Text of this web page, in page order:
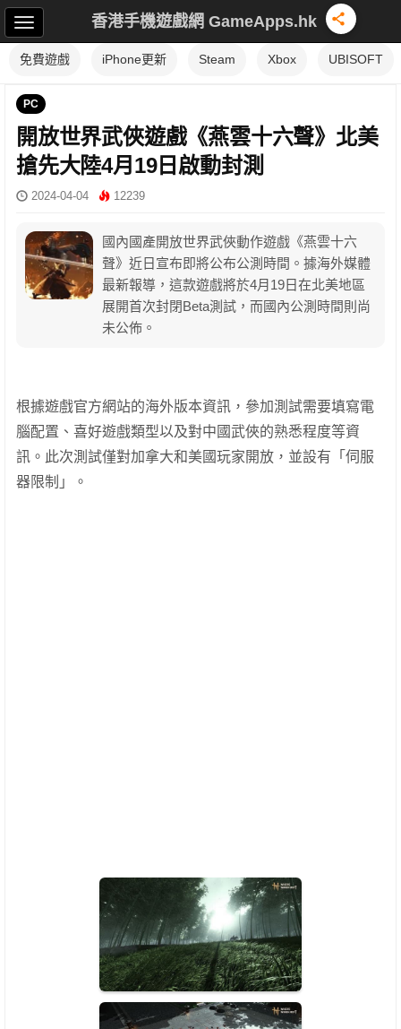
香港手機遊戲網 GameApps.hk
免費遊戲 iPhone更新 Steam Xbox UBISOFT
PC
開放世界武俠遊戲《燕雲十六聲》北美
搶先大陸4月19日啟動封測
2024-04-04 12239
國內國產開放世界武俠動作遊戲《燕雲十六
聲》近日宣布即將公布公測時間。據海外媒體
最新報導，這款遊戲將於4月19日在北美地區
展開首次封閉Beta測試，而國內公測時間則尚
未公佈。
根據遊戲官方網站的海外版本資訊，參加測試需要填寫電
腦配置、喜好遊戲類型以及對中國武俠的熟悉程度等資
訊。此次測試僅對加拿大和美國玩家開放，並設有「伺服
器限制」。